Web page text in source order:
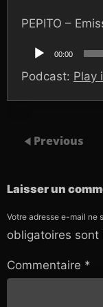
PEPITO –
audio
00:00
Podcast: Play
Previous
Laisser un
Votre adresse e-mail ne
obligatoires sont
Commentaire *